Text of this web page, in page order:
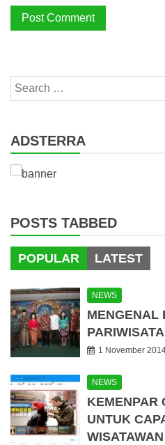
Search
for:
ADSTERRA
POSTS TABBED
POPULAR LATEST
NEWS
MENGENAL
1 November
NEWS
KEMENPAR
UNTUK